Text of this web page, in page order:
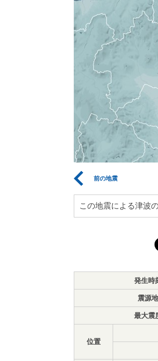
前の地震
この地震による津波
発生時
震源地
最大震
位置